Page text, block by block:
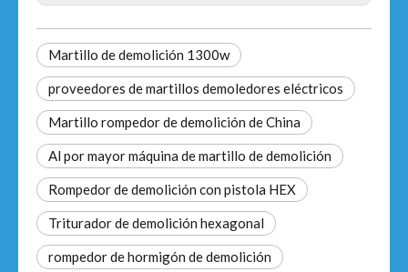
Martillo de demolición 1300w
proveedores de martillos demoledores eléctricos
Martillo rompedor de demolición de China
Al por mayor máquina de martillo de demolición
Rompedor de demolición con pistola HEX
Triturador de demolición hexagonal
rompedor de hormigón de demolición